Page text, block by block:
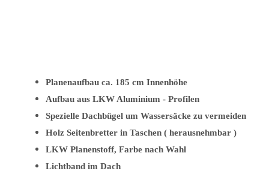
Planenaufbau ca. 185 cm Innenhöhe
Aufbau aus LKW Aluminium - Profilen
Spezielle Dachbügel um Wassersäcke zu vermeiden
Holz Seitenbretter in Taschen ( herausnehmbar )
LKW Planenstoff, Farbe nach Wahl
Lichtband im Dach